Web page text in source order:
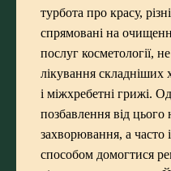
турбота про красу,
спрямовані на
послуг косметології,
лікування складніших
і міжхребетні грижі.
позбавлення від
захворювання, а
способом домогтися